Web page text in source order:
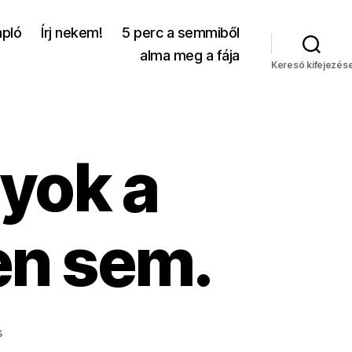
Írj nekem!
5 perc a semmiből
alma meg a fája
Kereső
a
sem.
a(z)